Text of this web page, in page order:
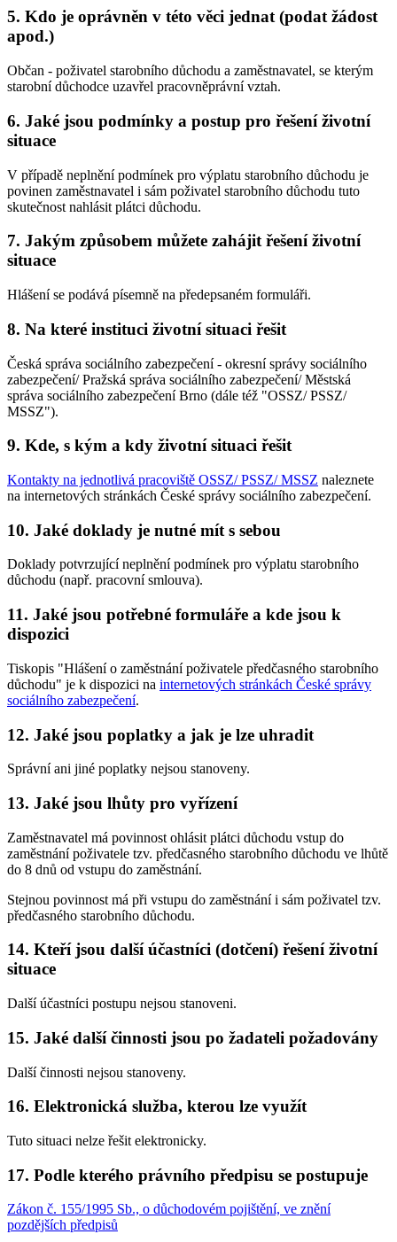
5. Kdo je oprávněn v této věci jednat (podat žádost
apod.)
Občan - poživatel starobního důchodu a zaměstnavatel, se kterým
starobní důchodce uzavřel pracovněprávní vztah.
6. Jaké jsou podmínky a postup pro řešení životní
situace
V případě neplnění podmínek pro výplatu starobního důchodu je
povinen zaměstnavatel i sám poživatel starobního důchodu tuto
skutečnost nahlásit plátci důchodu.
7. Jakým způsobem můžete zahájit řešení životní
situace
Hlášení se podává písemně na předepsaném formuláři.
8. Na které instituci životní situaci řešit
Česká správa sociálního zabezpečení - okresní správy sociálního
zabezpečení/ Pražská správa sociálního zabezpečení/ Městská
správa sociálního zabezpečení Brno (dále též "OSSZ/ PSSZ/
MSSZ").
9. Kde, s kým a kdy životní situaci řešit
Kontakty na jednotlivá pracoviště OSSZ/ PSSZ/ MSSZ naleznete
na internetových stránkách České správy sociálního zabezpečení.
10. Jaké doklady je nutné mít s sebou
Doklady potvrzující neplnění podmínek pro výplatu starobního
důchodu (např. pracovní smlouva).
11. Jaké jsou potřebné formuláře a kde jsou k
dispozici
Tiskopis "Hlášení o zaměstnání poživatele předčasného starobního
důchodu" je k dispozici na internetových stránkách České správy
sociálního zabezpečení.
12. Jaké jsou poplatky a jak je lze uhradit
Správní ani jiné poplatky nejsou stanoveny.
13. Jaké jsou lhůty pro vyřízení
Zaměstnavatel má povinnost ohlásit plátci důchodu vstup do
zaměstnání poživatele tzv. předčasného starobního důchodu ve lhůtě
do 8 dnů od vstupu do zaměstnání.
Stejnou povinnost má při vstupu do zaměstnání i sám poživatel tzv.
předčasného starobního důchodu.
14. Kteří jsou další účastníci (dotčení) řešení životní
situace
Další účastníci postupu nejsou stanoveni.
15. Jaké další činnosti jsou po žadateli požadovány
Další činnosti nejsou stanoveny.
16. Elektronická služba, kterou lze využít
Tuto situaci nelze řešit elektronicky.
17. Podle kterého právního předpisu se postupuje
Zákon č. 155/1995 Sb., o důchodovém pojištění, ve znění
pozdějších předpisů